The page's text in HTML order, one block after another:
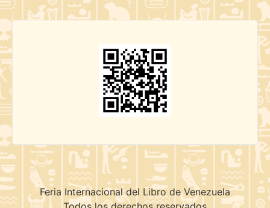
Feria Internacional del Libro de Venezuela